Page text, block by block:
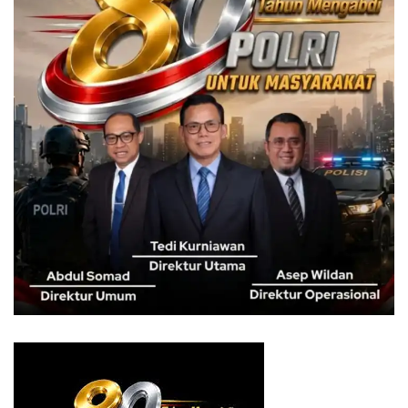
tumpah ke daratan.
Selain itu, permukaan air laut bisa menjadi lebih tinggi dari
daratan disebabkan oleh eksploitasi air muka tanah,
perubahan iklim, dan pembangunan yang masif.
Dikutip dari ui.ac.id, dalam kurun waktu 10 tahun
belakangan, permukaan tanah Jakarta telah tenggelam 2,5
meter.
Hal tersebut akan terus terjadi jika tidak ada intervensi
pemerintah.
Setiap tahunnya, permukaan tanah Jakarta bisa
mengalami penurunan atau tenggelam sekitar sepuluh
akan tenggelam sebentar lagi dalam kurung waktu sepuluh